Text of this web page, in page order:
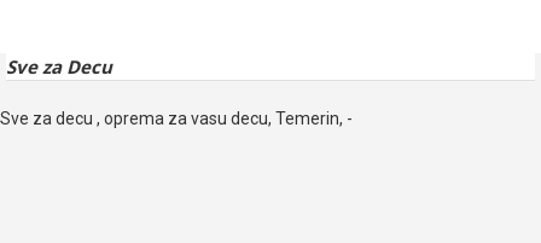
Sve za Decu
Sve za decu , oprema za vasu decu, Temerin, -